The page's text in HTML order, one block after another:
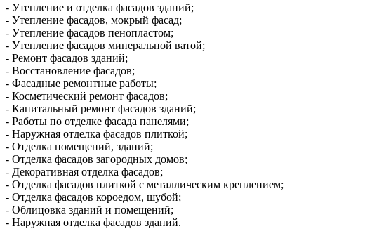
- Утепление и отделка фасадов зданий;
- Утепление фасадов, мокрый фасад;
- Утепление фасадов пенопластом;
- Утепление фасадов минеральной ватой;
- Ремонт фасадов зданий;
- Восстановление фасадов;
- Фасадные ремонтные работы;
- Косметический ремонт фасадов;
- Капитальный ремонт фасадов зданий;
- Работы по отделке фасада панелями;
- Наружная отделка фасадов плиткой;
- Отделка помещений, зданий;
- Отделка фасадов загородных домов;
- Декоративная отделка фасадов;
- Отделка фасадов плиткой с металлическим креплением;
- Отделка фасадов короедом, шубой;
- Облицовка зданий и помещений;
- Наружная отделка фасадов зданий.